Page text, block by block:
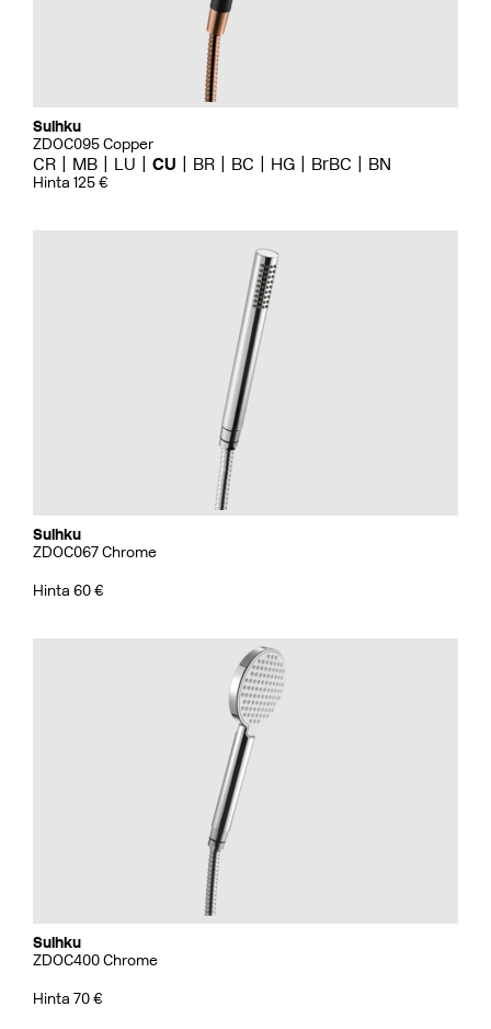
Suihku
ZDOC095 Copper
CR MB LU CU BR BC HG BrBC BN
Hinta 125 €
Suihku
ZDOC067 Chrome
Hinta 60 €
Suihku
ZDOC400 Chrome
Hinta 70 €